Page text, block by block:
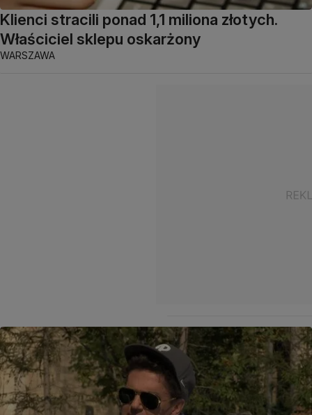
Klienci stracili ponad 1,1 miliona złotych.
Właściciel sklepu oskarżony
WARSZAWA